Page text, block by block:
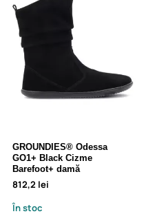
GROUNDIES® Odessa
GO1+ Black Cizme
Barefoot+ damă
812,2 lei
În stoc